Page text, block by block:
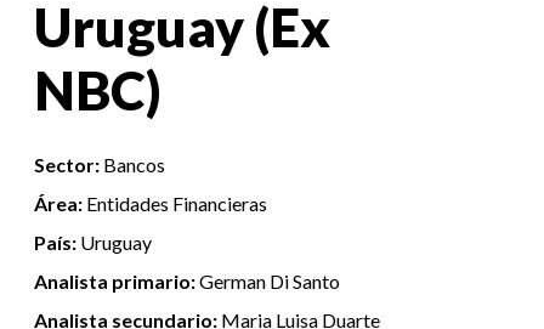
Uruguay (Ex
NBC)
Sector: Bancos
Área: Entidades Financieras
País: Uruguay
Analista primario:German Di Santo
Analista secundario: Maria Luisa Duarte